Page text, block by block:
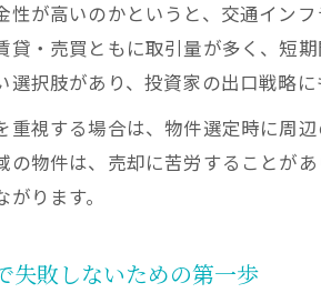
性が高いのかというと、交通イン
貸・売買ともに取引量が多く、短
選択肢があり、投資家の出口戦略に
重視する場合は、物件選定時に周
の物件は、売却に苦労することが
ります。
失敗しないための第一歩